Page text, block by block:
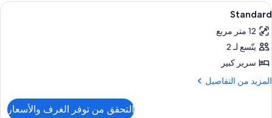
استعراض
جميع
صور
Standard
ميني بار وخزنة داخل الغرفة ومكتب
5
Standard
12 متر مربع
يتّسع لـ 2
سرير كبير
المزيد من التفاصيل
المزيد
التحقق من توفر الغرف والأسعار